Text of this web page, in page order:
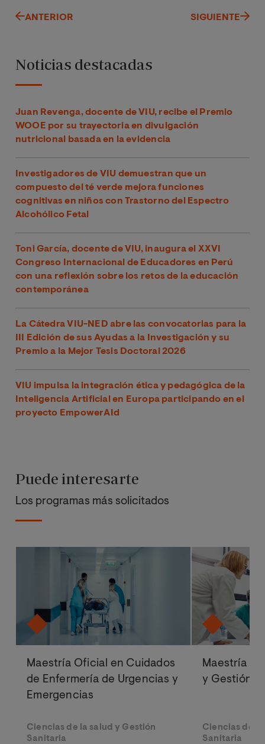
ANTERIOR SIGUIENTE
Noticias destacadas
Juan Revenga, docente de VIU, recibe el Premio
WOOE por su trayectoria en divulgación
nutricional basada en la evidencia
Investigadores de VIU demuestran que un
compuesto del té verde mejora funciones
cognitivas en niños con Trastorno del Espectro
Alcohólico Fetal
Toni García, docente de VIU, inaugura el XXVI
Congreso Internacional de Educadores en Perú
con una reflexión sobre los retos de la educación
contemporánea
La Cátedra VIU-NED abre las convocatorias para la
III Edición de sus Ayudas a la Investigación y su
Premio a la Mejor Tesis Doctoral 2026
VIU impulsa la integración ética y pedagógica de la
Inteligencia Artificial en Europa participando en el
proyecto EmpowerAId
Puede interesarte
Los programas más solicitados
Maestría Oficial en Cuidados
de Enfermería de Urgencias y
Emergencias
Ciencias de la salud y Gestión
Sanitaria
Maestría
y Gestión
Ciencias de
Sanitaria